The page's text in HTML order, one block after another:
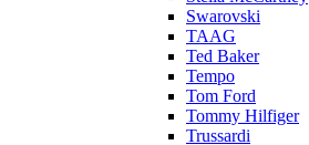
Swarovski
TAAG
Ted Baker
Tempo
Tom Ford
Tommy Hilfiger
Trussardi